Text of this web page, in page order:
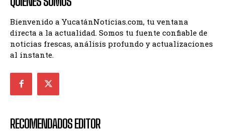
Bienvenido a YucatánNoticias.com, tu ventana
directa a la actualidad. Somos tu fuente confiable de
noticias frescas, análisis profundo y actualizaciones
al instante.
RECOMENDADOS EDITOR